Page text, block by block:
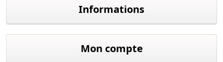
Informations
Mon compte